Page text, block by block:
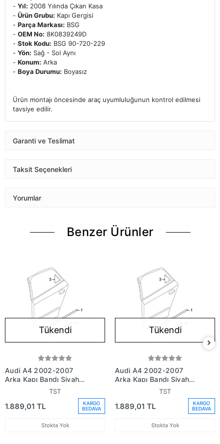
- Yıl: 2008 Yılında Çıkan Kasa
- Ürün Grubu: Kapı Gergisi
- Parça Markası: BSG
- OEM No: 8K0839249D
- Stok Kodu: BSG 90-720-229
- Yön: Sağ - Sol Aynı
- Konum: Arka
- Boya Durumu: Boyasız
Ürün montajı öncesinde araç uyumluluğunun kontrol edilmesi
tavsiye edilir.
Garanti ve Teslimat
Taksit Seçenekleri
Yorumlar
Benzer Ürünler
Tükendi
Audi A4 2002-2007
Arka Kapı Bandı Siyah
Sağ (Oem No:TST
1.889,01 TL
KARGO
BEDAVA
Stokta Yok
Tükendi
Audi A4 2002-2007
Arka Kapı Bandı Siyah
TST
1.889,01 TL
KARGO
BEDAVA
Stokta Yok